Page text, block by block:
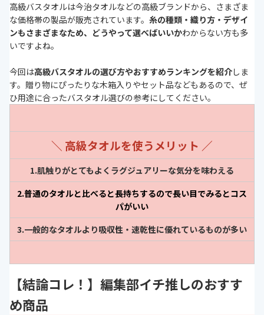
高級バスタオルは今治タオルなどの高級ブランドから、さまざま
な価格帯の製品が販売されています。 糸の種類・織り方・デザイ
ンもさまざまなため、どうやって選べばいいかわからない方も多
いですよね。
今回は高級バスタオルの選び方やおすすめランキングを紹介しま
す。贈り物にぴったりな木箱入りやセット品などもあるので、ぜ
ひ用途に合ったバスタオル選びの参考にしてください。
＼ 高級タオルを使うメリット ／
1.肌触りがとてもよくラグジュアリーな気分を味わえる
2.普通のタオルと比べると長持ちするので長い目でみるとコス
パがいい
3.一般的なタオルより吸収性・速乾性に優れているものが多い
【結論コレ！】編集部イチ推しのおすす
め商品